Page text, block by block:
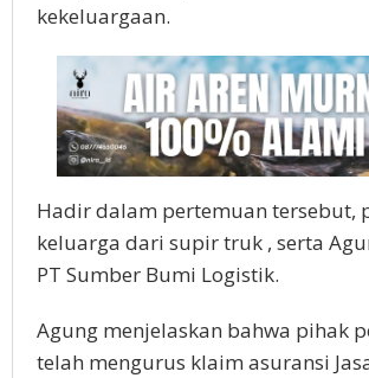
kekeluargaan.
Hadir dalam pertemuan tersebut,
keluarga dari supir truk , serta
PT Sumber Bumi Logistik.
Agung menjelaskan bahwa pihak
telah mengurus klaim asuransi